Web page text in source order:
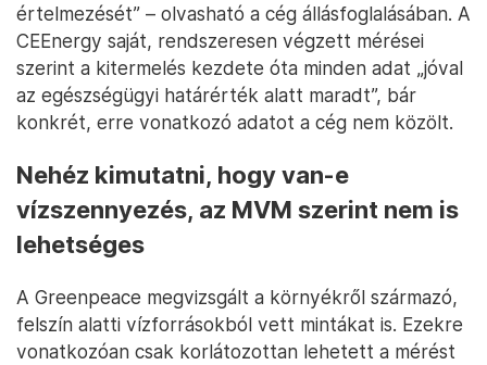
értelmezését” – olvasható a cég állásfoglalásában. A
CEEnergy saját, rendszeresen végzett mérései
szerint a kitermelés kezdete óta minden adat „jóval
az egészségügyi határérték alatt maradt”, bár
konkrét, erre vonatkozó adatot a cég nem közölt.
Nehéz kimutatni, hogy van-e
vízszennyezés, az MVM szerint nem is
lehetséges
A Greenpeace megvizsgált a környékről származó,
felszín alatti vízforrásokból vett mintákat is. Ezekre
vonatkozóan csak korlátozottan lehetett a mérést